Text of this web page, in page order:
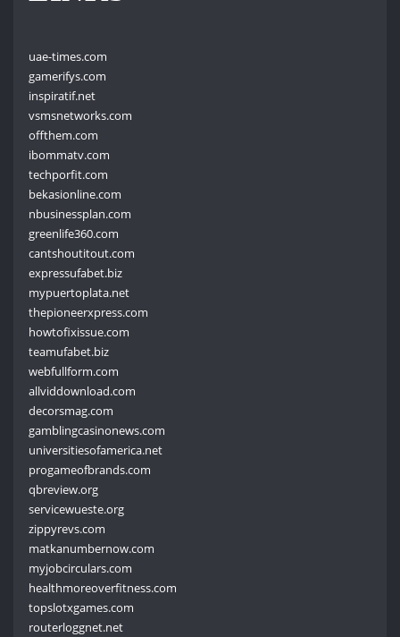
uae-times.com
gamerifys.com
inspiratif.net
vsmsnetworks.com
offthem.com
ibommatv.com
techporfit.com
bekasionline.com
nbusinessplan.com
greenlife360.com
cantshoutitout.com
expressufabet.biz
mypuertoplata.net
thepioneerxpress.com
howtofixissue.com
teamufabet.biz
webfullform.com
allviddownload.com
decorsmag.com
gamblingcasinonews.com
universitiesofamerica.net
progameofbrands.com
qbreview.org
servicewueste.org
zippyrevs.com
matkanumbernow.com
myjobcirculars.com
healthmoreoverfitness.com
topslotxgames.com
routerloggnet.net